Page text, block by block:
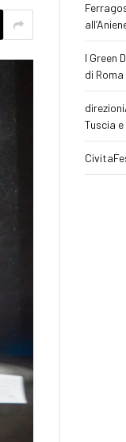
I Green
di
Tuscia e